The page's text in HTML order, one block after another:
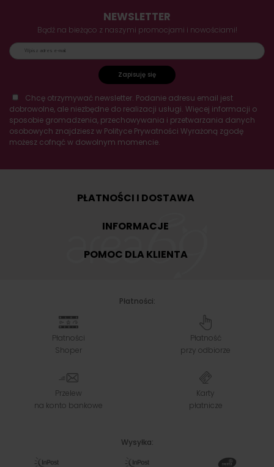
NEWSLETTER
Bądź na bieżąco z naszymi promocjami i nowościami!
Zapisuję się
Chcę otrzymywać newsletter. Podanie adresu email jest
dobrowolne, ale niezbędne do realizacji usługi. Więcej informacji o
sposobie gromadzenia, przechowywania i przetwarzania danych
osobowych znajdziesz w Polityce Prywatności Wyrażoną zgodę
możesz cofnąć w dowolnym momencie.
PŁATNOŚCI I DOSTAWA
INFORMACJE
POMOC DLA KLIENTA
Płatności:
Płatności
Shoper
Płatność
przy odbiorze
Przelew
na konto bankowe
Karty
płatnicze
Wysyłka: